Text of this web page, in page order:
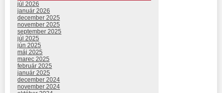
júl 2026
január 2026
december 2025
november 2025
september 2025
júl 2025
jún 2025
máj 2025
marec 2025
február 2025
január 2025
december 2024
november 2024